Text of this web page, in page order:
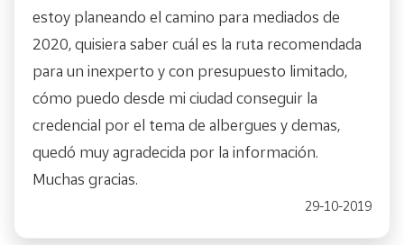
estoy planeando el camino para mediados de
2020, quisiera saber cuál es la ruta recomendada
para un inexperto y con presupuesto limitado,
cómo puedo desde mi ciudad conseguir la
credencial por el tema de albergues y demas,
quedó muy agradecida por la información.
Muchas gracias.
29-10-2019